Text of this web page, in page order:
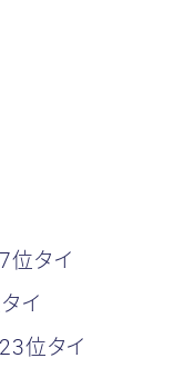
位タイ
イ
位タイ